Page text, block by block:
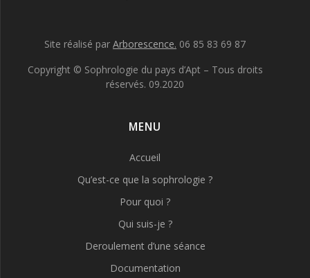
Site réalisé par Arborescence. 06 85 83 69 87
Copyright © Sophrologie du pays d’Apt – Tous droits
réservés. 09.2020
MENU
Accueil
Qu’est-ce que la sophrologie ?
Pour quoi ?
Qui suis-je ?
Deroulement d’une séance
Documentation